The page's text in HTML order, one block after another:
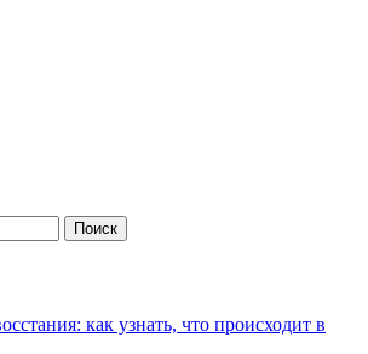
как узнать, что происходит в